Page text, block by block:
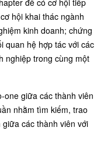
để có cơ hội tiếp
hội khai thác ngành
kinh doanh; chứng
quan hệ hợp tác với các
nghiệp trong cùng một
one giữa các thành viên
nhằm tìm kiếm, trao
các thành viên với